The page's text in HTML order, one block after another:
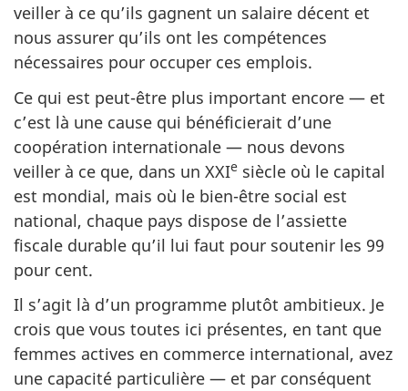
veiller à ce qu’ils gagnent un salaire décent et
nous assurer qu’ils ont les compétences
nécessaires pour occuper ces emplois.
Ce qui est peut-être plus important encore — et
c’est là une cause qui bénéficierait d’une
coopération internationale — nous devons
veiller à ce que, dans un XXIe siècle où le capital
est mondial, mais où le bien-être social est
national, chaque pays dispose de l’assiette
fiscale durable qu’il lui faut pour soutenir les 99
pour cent.
Il s’agit là d’un programme plutôt ambitieux. Je
crois que vous toutes ici présentes, en tant que
femmes actives en commerce international, avez
une capacité particulière — et par conséquent